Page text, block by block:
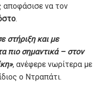
να τον
.
στήριξη και με
πιο σημαντικά – στον
, ανέφερε νωρίτερα με
ο Ντραπάτι.